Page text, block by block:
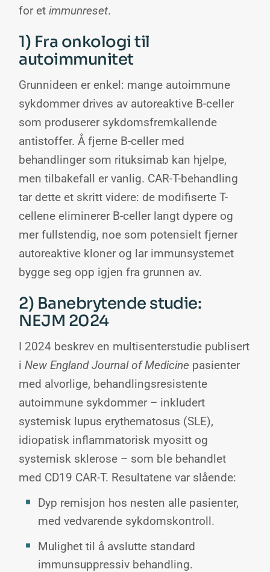
for etimmunreset.
1) Fra onkologi til
autoimmunitet
Grunnideen er enkel: mange autoimmune
sykdommer drives av autoreaktive B-celler
som produserer sykdomsfremkallende
antistoffer. Å fjerne B-celler med
behandlinger som rituksimab kan hjelpe,
men tilbakefall er vanlig. CAR-T-behandling
tar dette et skritt videre: de modifiserte T-
cellene eliminerer B-celler langt dypere og
mer fullstendig, noe som potensielt fjerner
autoreaktive kloner og lar immunsystemet
bygge seg opp igjen fra grunnen av.
2) Banebrytende studie:
NEJM 2024
I 2024 beskrev en multisenterstudie publisert
iNew England Journal of Medicine pasienter
med alvorlige, behandlingsresistente
autoimmune sykdommer – inkludert
systemisk lupus erythematosus (SLE),
idiopatisk inflammatorisk myositt og
systemisk sklerose – som ble behandlet
med CD19 CAR-T. Resultatene var slående:
Dyp remisjon hos nesten alle pasienter,
med vedvarende sykdomskontroll.
Mulighet til å avslutte standard
immunsuppressiv behandling.